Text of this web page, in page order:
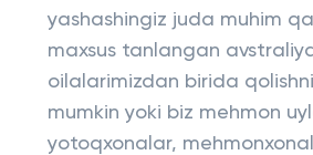
yashashingiz juda muhim
maxsus tanlangan
oilalarimizdan birida
mumkin yoki biz mehmon
yotoqxonalar,